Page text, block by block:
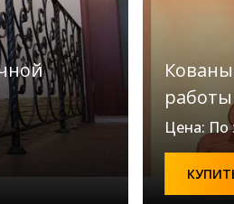
Цена: По